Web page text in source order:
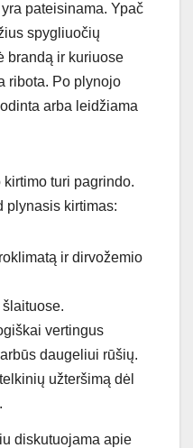
pateisinama. Ypač
spygliuočių
brandą ir kuriuose
ribota. Po plynojo
arba leidžiama
turi pagrindo.
plynasis kirtimas:
ir dirvožemio
vertingus
daugeliui rūšių.
užteršimą dėl
diskutuojama apie